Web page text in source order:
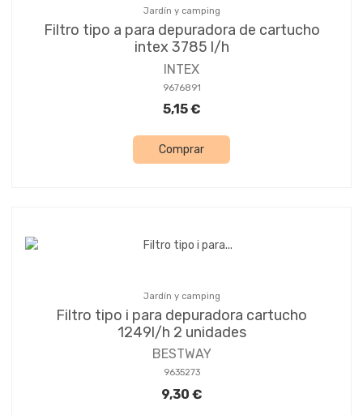
Jardín y camping
Filtro tipo a para depuradora de cartucho
intex 3785 l/h
INTEX
9676891
5,15 €
Comprar
Jardín y camping
Filtro tipo i para depuradora cartucho
1249l/h 2 unidades
BESTWAY
9635273
9,30 €